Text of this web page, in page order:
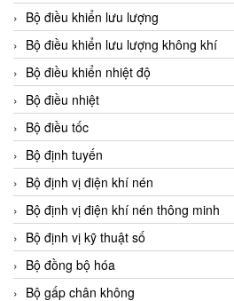
Bộ điều khiển lưu lượng
Bộ điều khiển lưu lượng không khí
Bộ điều khiển nhiệt độ
Bộ điều nhiệt
Bộ điều tốc
Bộ định tuyến
Bộ định vị điện khí nén
Bộ định vị điện khí nén thông minh
Bộ định vị kỹ thuật số
Bộ đồng bộ hóa
Bộ gấp chân không